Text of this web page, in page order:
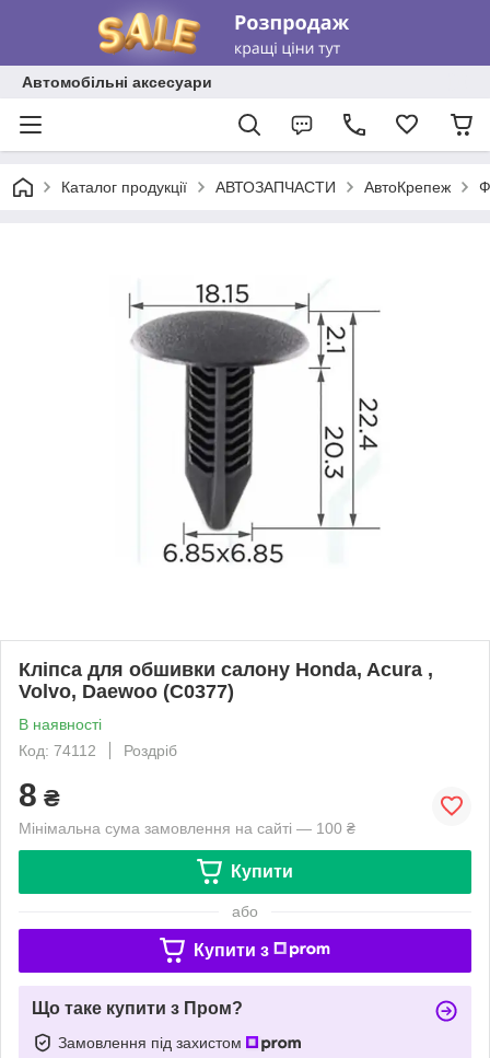
Автомобільні аксесуари
Каталог продукції АВТОЗАПЧАСТИ АвтоКрепеж
Кліпса для обшивки салону Honda, Acura ,
Volvo, Daewoo (C0377)
В наявності
Код: 74112
Роздріб
8 ₴
Мінімальна сума замовлення на сайті — 100 ₴
Купити
або
Купити з
Що таке купити з Пром?
Замовлення під захистом